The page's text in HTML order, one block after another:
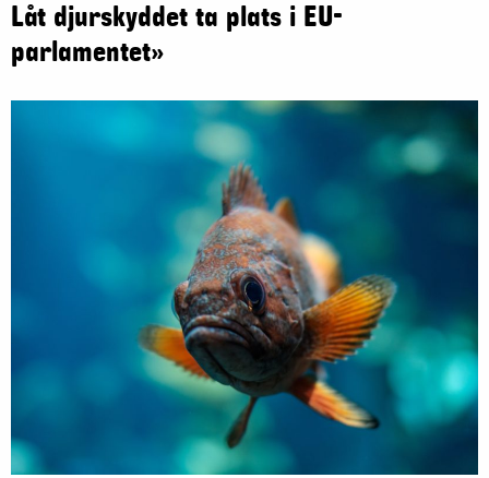
Låt djurskyddet ta plats i EU-
parlamentet»